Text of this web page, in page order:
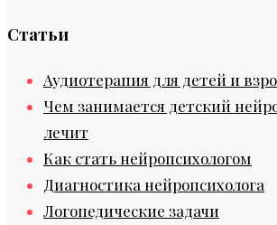
Статьи
Аудиотерапия для детей и
Чем занимается детский
лечит
Как стать нейропсихологом
Диагностика нейропсихолога
Логопедические задачи